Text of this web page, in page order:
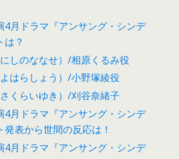
4月ドラマ『アンサング・シンデ
は？
しのななせ）/相原くるみ役
はらしょう）/小野塚綾役
くらいゆき）/刈谷奈緒子
4月ドラマ『アンサング・シンデ
発表から世間の反応は！
4月ドラマ『アンサング・シンデ